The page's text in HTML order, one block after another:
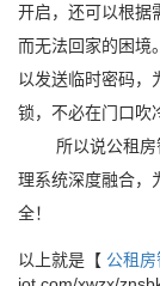
开启，还可以根据
而无法回家的困境
以发送临时密码，
锁，不必在门口吹
所以说公租房智
理系统深度融合，
全！
以上就是【 公租